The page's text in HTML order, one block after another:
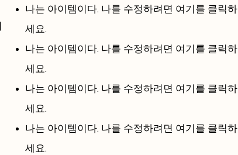
나는 아이템이다.​ 나를 수정하려면 여기를 클릭하
세요.
나는 아이템이다.​ 나를 수정하려면 여기를 클릭하
세요.
나는 아이템이다.​ 나를 수정하려면 여기를 클릭하
세요.
나는 아이템이다.​ 나를 수정하려면 여기를 클릭하
세요.